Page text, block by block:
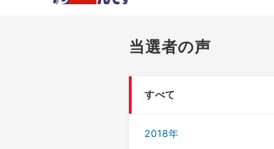
当選者の声
すべて
2018年